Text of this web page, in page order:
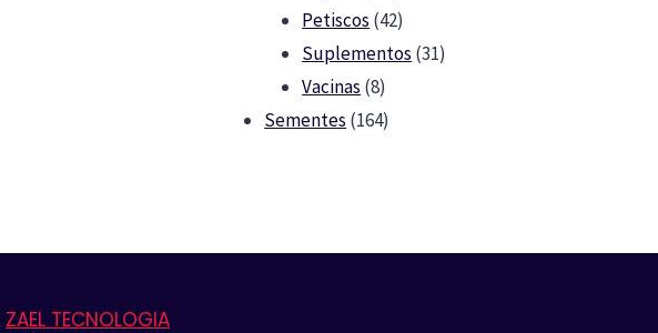
products
Petiscos 4242
products
Suplementos 3131
Vacinas 88
products
Sementes 164164
ZAEL TECNOLOGIA